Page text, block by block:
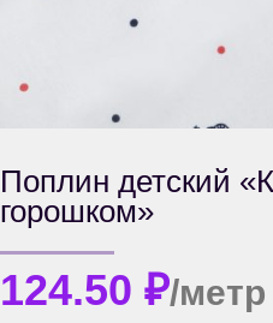
Поплин детский
горошком»
124.50 ₽/метр